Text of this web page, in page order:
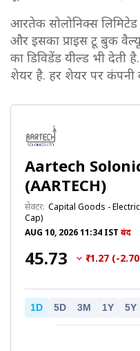
आरतेक सोलोनिक्स
और इसका प्राइस टू बुक
का डिविडेंड यील्ड भी देती
शेयर है. हर शेयर पर कंपनी
Aartech
(AARTECH)
सेक्टर: Capital Goods -
Cap)
AUG 10, 2026 11:34 IST बंद
₹45.73 ₹-1.27 (-
1D 5D 3M 1Y 5Y